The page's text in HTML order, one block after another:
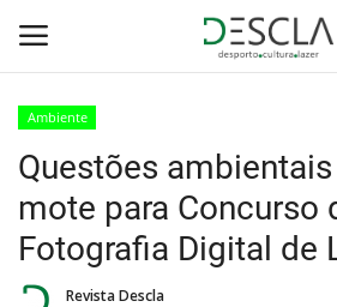
Home
...by Descla
Ambiente
Questões
mote para Concurso
Fotografia Digital de
Revista Descla